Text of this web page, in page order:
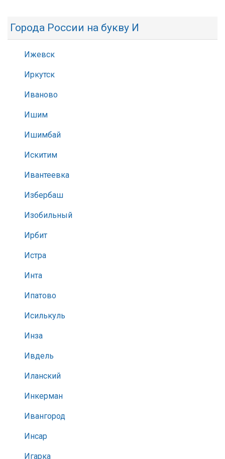
Города России на букву И
Ижевск
Иркутск
Иваново
Ишим
Ишимбай
Искитим
Ивантеевка
Избербаш
Изобильный
Ирбит
Истра
Инта
Ипатово
Исилькуль
Инза
Ивдель
Иланский
Инкерман
Ивангород
Инсар
Игарка